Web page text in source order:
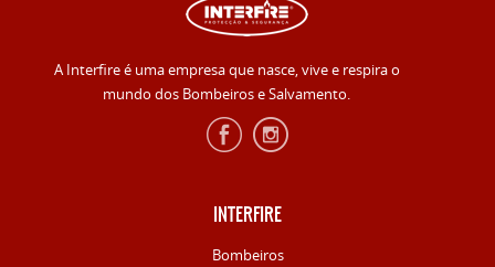
A Interfire é uma empresa que nasce, vive e respira o
mundo dos Bombeiros e Salvamento.
INTERFIRE
Bombeiros